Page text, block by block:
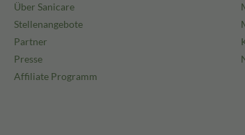
Über Sanicare
Stellenangebote
Partner
Presse
Affiliate Programm